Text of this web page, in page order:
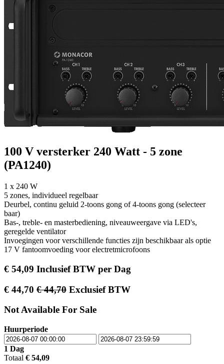
100 V versterker 240 Watt - 5 zone
(PA1240)
1 x 240 W
5 zones, individueel regelbaar
Deurbel, continu geluid 2-toons gong of 4-toons gong (selecteer
baar)
Bas-, treble- en masterbediening, niveauweergave via LED's,
geregelde ventilator
Invoegingen voor verschillende functies zijn beschikbaar als optie
17 V fantoomvoeding voor electretmicrofoons
€ 54,09 Inclusief BTW per Dag
€ 44,70 €44,70 Exclusief BTW
Not Available For Sale
Huurperiode
1 Dag
Totaal € 54,09